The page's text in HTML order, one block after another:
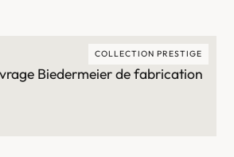
COLLECTION PRESTIGE